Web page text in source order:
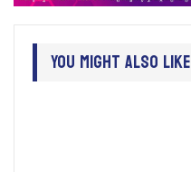
You Might Also Like